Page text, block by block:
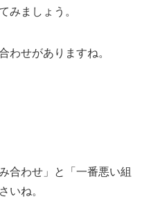
みましょう。
わせがありますね。
合わせ」と「一番悪い組
いね。